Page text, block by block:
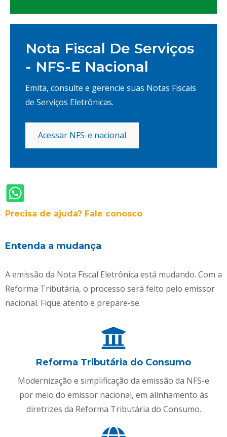
Nota Fiscal De Serviços
- NFS-E Nacional
Emita, consulte e gerencie suas Notas Fiscais
de Serviços Eletrônicas.
Acessar NFS-e nacional
Precisa de ajuda? Fale conosco
Entenda a mudança
A emissão da Nota Fiscal Eletrônica está mudando. Com a
Reforma Tributária, o processo será feito pelo emissor
nacional. Fique atento e prepare-se.
Reforma Tributária do Consumo
Modernização e simplificação da emissão da NFS-e
por meio do emissor nacional, em alinhamento às
diretrizes da Reforma Tributária do Consumo.